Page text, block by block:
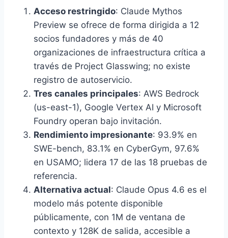
Acceso restringido: Claude Mythos
Preview se ofrece de forma dirigida a 12
socios fundadores y más de 40
organizaciones de infraestructura crítica a
través de Project Glasswing; no existe
registro de autoservicio.
Tres canales principales: AWS Bedrock
(us-east-1), Google Vertex AI y Microsoft
Foundry operan bajo invitación.
Rendimiento impresionante: 93.9% en
SWE-bench, 83.1% en CyberGym, 97.6%
en USAMO; lidera 17 de las 18 pruebas de
referencia.
Alternativa actual: Claude Opus 4.6 es el
modelo más potente disponible
públicamente, con 1M de ventana de
contexto y 128K de salida, accesible a